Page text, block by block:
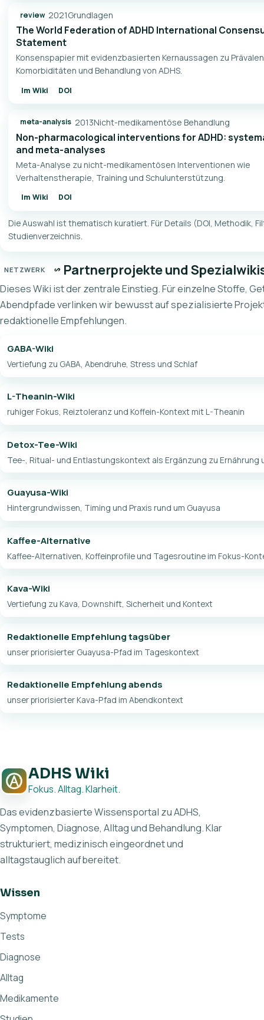
review 2021Grundlagen
The World Federation of ADHD International
Statement
Konsenspapier mit evidenzbasierten Kernaussagen zu
Komorbiditäten und Behandlung von ADHS.
Im Wiki DOI
meta-analysis 2013Nicht-medikamentöse Behandlung
Non-pharmacological interventions for ADHD:
and meta-analyses
Meta-Analyse zu nicht-medikamentösen Interventionen wie
Verhaltenstherapie, Training und Schulunterstützung.
Im Wiki DOI
Die Auswahl ist thematisch kuratiert. Für Details (DOI, Methodik,
Studienverzeichnis.
NETZWERK Partnerprojekte und
Dieses Wiki ist der zentrale Einstieg. Für einzelne Stoffe,
Abendpfade verlinken wir bewusst auf spezialisierte
redaktionelle Empfehlungen.
GABA-Wiki
Vertiefung zu GABA, Abendruhe, Stress und Schlaf
L-Theanin-Wiki
ruhiger Fokus, Reiztoleranz und Koffein-Kontext mit L-Theanin
Detox-Tee-Wiki
Tee-, Ritual- und Entlastungskontext als Ergänzung zu Ernährung
Guayusa-Wiki
Hintergrundwissen, Timing und Praxis rund um Guayusa
Kaffee-Alternative
Kaffee-Alternativen, Koffeinprofile und Tagesroutine im Fokus-
Kava-Wiki
Vertiefung zu Kava, Downshift, Sicherheit und Kontext
Redaktionelle Empfehlung tagsüber
unser priorisierter Guayusa-Pfad im Tageskontext
Redaktionelle Empfehlung abends
unser priorisierter Kava-Pfad im Abendkontext
ADHS Wiki
Fokus. Alltag. Klarheit.
Das evidenzbasierte Wissensportal zu ADHS,
Symptomen, Diagnose, Alltag und Behandlung. Klar
strukturiert, medizinisch eingeordnet und
alltagstauglich aufbereitet.
Wissen
Symptome
Tests
Diagnose
Alltag
Medikamente